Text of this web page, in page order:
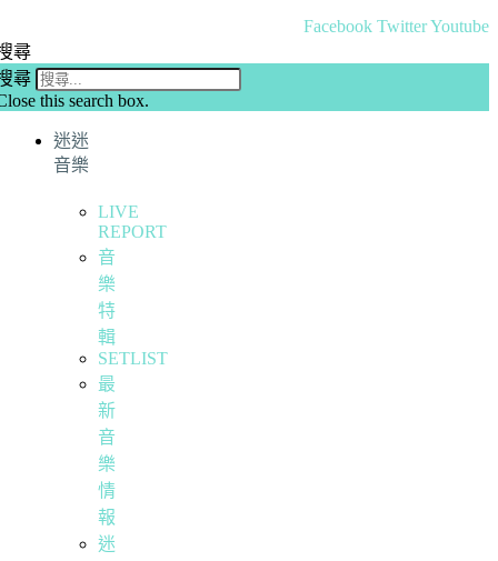
Facebook TwitterYoutube
尋
尋
this search box.
迷迷
音樂
LIVE
REPORT
音
樂
特
輯
SETLIST
最
新
音
樂
情
報
迷